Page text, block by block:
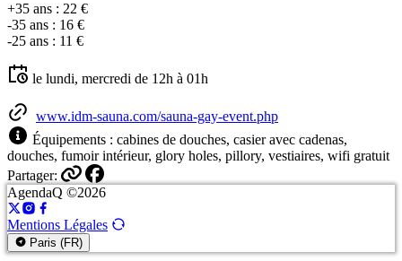
+35 ans : 22 €
-35 ans : 16 €
-25 ans : 11 €
le lundi, mercredi de 12h à 01h
www.idm-sauna.com/sauna-gay-event.php
Équipements : cabines de douches, casier avec cadenas,
douches, fumoir intérieur, glory holes, pillory, vestiaires, wifi gratuit
Partager:
AgendaQ ©2026
Mentions Légales
Paris (FR)